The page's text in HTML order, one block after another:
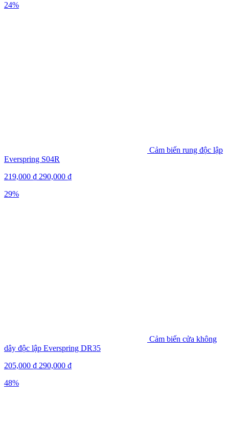
24%
Cảm biến rung độc lập
Everspring S04R
219,000 ₫ 290,000 ₫
29%
Cảm biến cửa không
dây độc lập Everspring DR35
205,000 ₫ 290,000 ₫
48%